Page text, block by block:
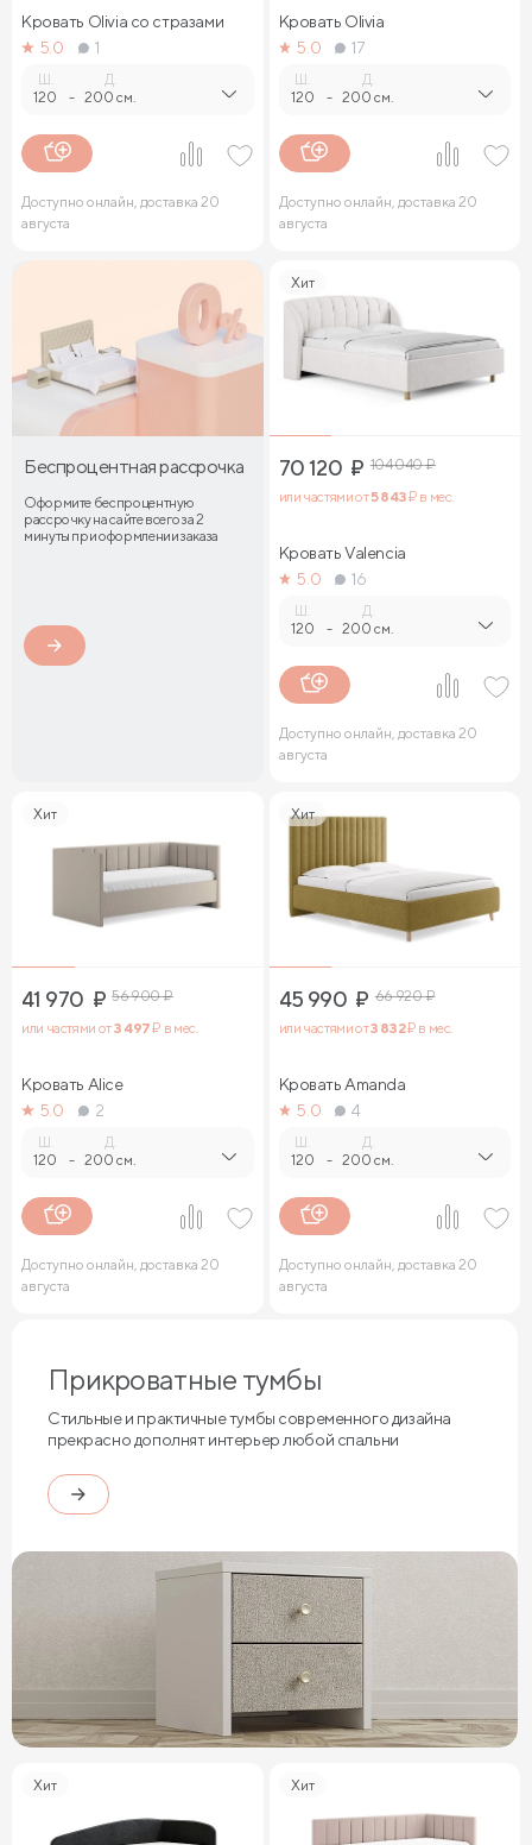
Кровать Olivia со стразами
5.0
1
120 -
Д.
200 см.
Доступно онлайн, доставка 20
августа
Кровать Olivia
5.0
17
120 -
Д.
200 см.
Доступно онлайн, доставка 20
августа
Беспроцентная рассрочка
Оформите беспроцентную
рассрочку на сайте всего за 2
минуты при оформлении заказа
Хит
70 120 ₽ 104 040₽
или частями от5 843₽ в мес.
Кровать Valencia
5.0
16
120 -
Д.
200 см.
Доступно онлайн, доставка 20
августа
Хит
41 970 ₽ 56 900₽
или частями от3 497₽ в мес.
Кровать Alice
5.0
2
120 -
Д.
200 см.
Доступно онлайн, доставка 20
августа
Хит
45 990 ₽ 66 920₽
или частями от3 832₽ в мес.
Кровать Amanda
5.0
4
120 -
Д.
200 см.
Доступно онлайн, доставка 20
августа
Прикроватные тумбы
Стильные и практичные тумбы современного дизайна
прекрасно дополнят интерьер любой спальни
Хит Хит